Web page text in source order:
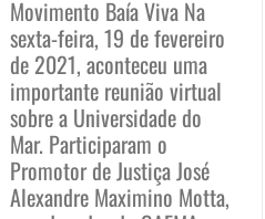
Movimento Baía Viva Na
sexta-feira, 19 de fevereiro
de 2021, aconteceu uma
importante reunião virtual
sobre a Universidade do
Mar. Participaram o
Promotor de Justiça José
Alexandre Maximino Motta,